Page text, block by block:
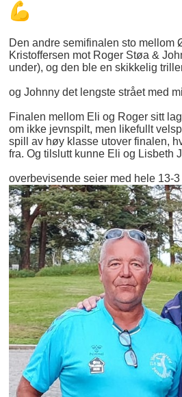
Den andre semifinalen sto mellom
Kristoffersen mot Roger Støa &
under), og den ble en skikkelig
og Johnny det lengste strået med
Finalen mellom Eli og Roger sitt
om ikke jevnspilt, men likefullt
spill av høy klasse utover finalen,
fra. Og tilslutt kunne Eli og Lisbeth
overbevisende seier med hele 13-3